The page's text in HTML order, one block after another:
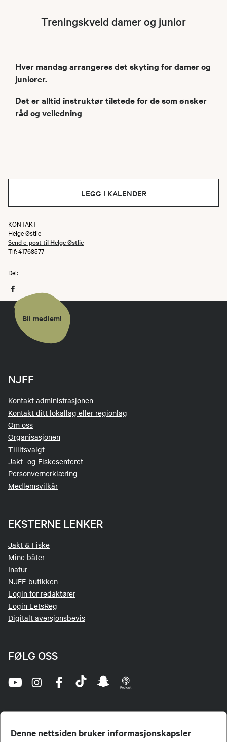
Denne nettsiden bruker informasjonskapsler
Treningskveld damer og junior
Hver mandag arrangeres det skyting for damer og
juniorer.
Det er alltid instruktør tilstede for de som ønsker
råd og veiledning
LEGG I KALENDER
KONTAKT
Helge Østlie
Send e-post til Helge Østlie
Tlf: 41768577
Del:
Bli medlem!
NJFF
Kontakt administrasjonen
Kontakt ditt lokallag eller regionlag
Om oss
Organisasjonen
Tillitsvalgt
Jakt- og Fiskesenteret
Personvernerklæring
Medlemsvilkår
EKSTERNE LENKER
Jakt & Fiske
Mine båter
Inatur
NJFF-butikken
Login for redaktører
Login LetsReg
Digitalt aversjonsbevis
FØLG OSS